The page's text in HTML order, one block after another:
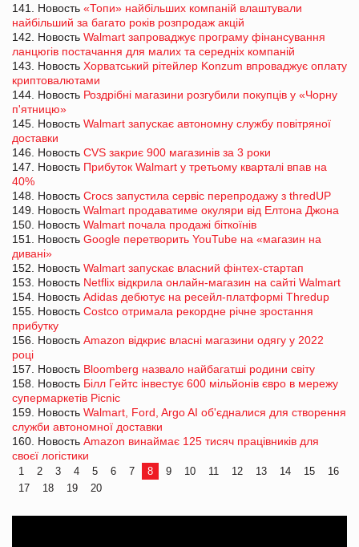
141. Новость «Топи» найбільших компаній влаштували
найбільший за багато років розпродаж акцій
142. Новость Walmart запроваджує програму фінансування
ланцюгів постачання для малих та середніх компаній
143. Новость Хорватський рітейлер Konzum впроваджує оплату
криптовалютами
144. Новость Роздрібні магазини розгубили покупців у «Чорну
п'ятницю»
145. Новость Walmart запускає автономну службу повітряної
доставки
146. Новость CVS закриє 900 магазинів за 3 роки
147. Новость Прибуток Walmart у третьому кварталі впав на
40%
148. Новость Crocs запустила сервіс перепродажу з thredUP
149. Новость Walmart продаватиме окуляри від Елтона Джона
150. Новость Walmart почала продажі біткоїнів
151. Новость Google перетворить YouTube на «магазин на
дивані»
152. Новость Walmart запускає власний фінтех-стартап
153. Новость Netflix відкрила онлайн-магазин на сайті Walmart
154. Новость Adidas дебютує на ресейл-платформі Thredup
155. Новость Costco отримала рекордне річне зростання
прибутку
156. Новость Amazon відкриє власні магазини одягу у 2022
році
157. Новость Bloomberg назвало найбагатші родини світу
158. Новость Білл Гейтс інвестує 600 мільйонів євро в мережу
супермаркетів Picnic
159. Новость Walmart, Ford, Argo AI об'єдналися для створення
служби автономної доставки
160. Новость Amazon винаймає 125 тисяч працівників для
своєї логістики
1 2 3 4 5 6 7 8 9 10 11 12 13 14 15
16
17
18 19 20